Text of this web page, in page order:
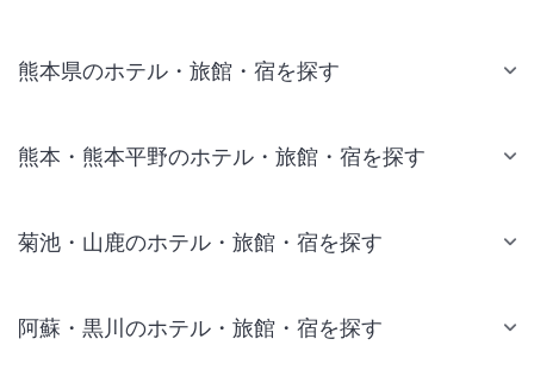
熊本県のホテル・旅館・宿を探す
熊本・熊本平野のホテル・旅館・宿を探す
菊池・山鹿のホテル・旅館・宿を探す
阿蘇・黒川のホテル・旅館・宿を探す